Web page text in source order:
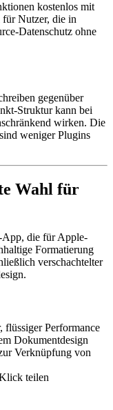
kostenlos mit
Nutzer, die in
Datenschutz ohne
gegenüber
Struktur kann bei
wirken. Die
weniger Plugins
Wahl für
die für Apple-
Formatierung
verschachtelter
Performance
Dokumentdesign
Verknüpfung von
teilen